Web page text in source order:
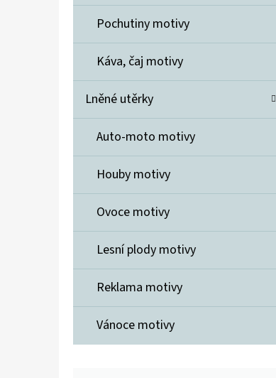
N
Pochutiny motivy
Káva, čaj motivy
Lněné utěrky
Auto-moto motivy
Houby motivy
Ovoce motivy
Lesní plody motivy
Reklama motivy
Vánoce motivy